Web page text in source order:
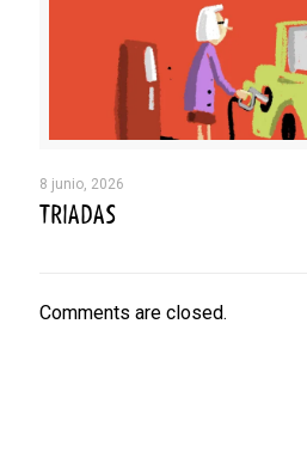
8 junio, 2026
TRIADAS
Comments are closed.